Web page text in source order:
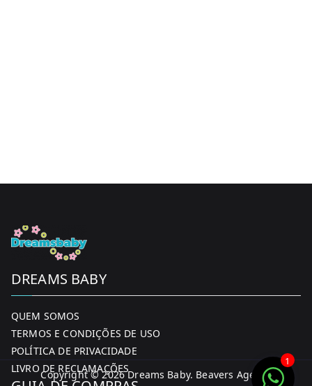
DREAMS BABY
QUEM SOMOS
TERMOS E CONDIÇÕES DE USO
POLÍTICA DE PRIVACIDADE
LIVRO DE RECLAMAÇÕES
Copyright © 2026Dreams Baby. Beavers Agency
1